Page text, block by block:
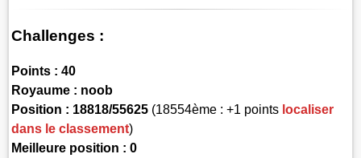
Challenges :
Points : 40
Royaume : noob
Position : 18818/55625 (18554ème : +1 points localiser
dans le classement)
Meilleure position : 0